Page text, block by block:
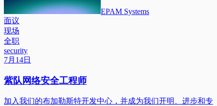
EPAM Systems
面议
现场
全职
security
7月14日
紫队网络安全工程师
加入我们的布加勒斯特开发中心，并成为我们开明、进步和专